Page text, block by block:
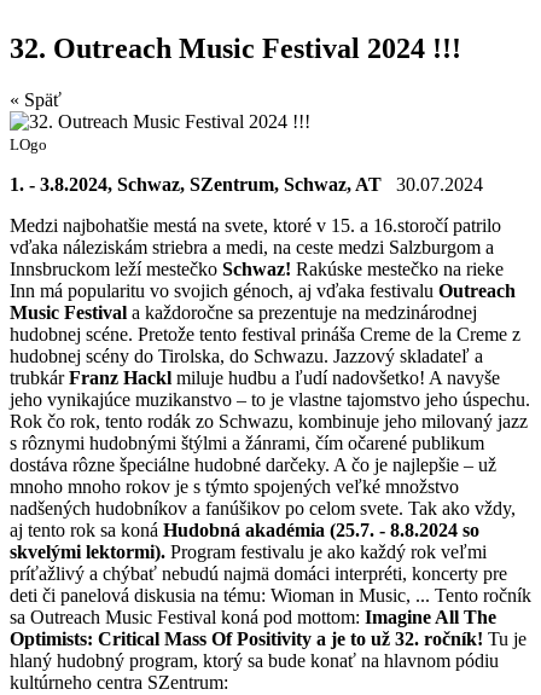
32. Outreach Music Festival 2024 !!!
« Späť
LOgo
1. - 3.8.2024, Schwaz, SZentrum, Schwaz, AT 30.07.2024
Medzi najbohatšie mestá na svete, ktoré v 15. a 16.storočí patrilo
vďaka náleziskám striebra a medi, na ceste medzi Salzburgom a
Innsbruckom leží mestečko Schwaz! Rakúske mestečko na rieke
Inn má popularitu vo svojich génoch, aj vďaka festivalu Outreach
Music Festival a každoročne sa prezentuje na medzinárodnej
hudobnej scéne. Pretože tento festival prináša Creme de la Creme z
hudobnej scény do Tirolska, do Schwazu. Jazzový skladateľ a
trubkárFranz Hackl miluje hudbu a ľudí nadovšetko! A navyše
jeho vynikajúce muzikanstvo – to je vlastne tajomstvo jeho úspechu.
Rok čo rok, tento rodák zo Schwazu, kombinuje jeho milovaný jazz
s rôznymi hudobnými štýlmi a žánrami, čím očarené publikum
dostáva rôzne špeciálne hudobné darčeky. A čo je najlepšie – už
mnoho mnoho rokov je s týmto spojených veľké množstvo
nadšených hudobníkov a fanúšikov po celom svete. Tak ako vždy,
aj tento rok sa koná Hudobná akadémia (25.7. - 8.8.2024 so
skvelými lektormi). Program festivalu je ako každý rok veľmi
príťažlivý a chýbať nebudú najmä domáci interpréti, koncerty pre
deti či panelová diskusia na tému: Wioman in Music, ... Tento ročník
sa Outreach Music Festival koná pod mottom: Imagine All The
Optimists: Critical Mass Of Positivity a je to už 32. ročník! Tu je
hlaný hudobný program, ktorý sa bude konať na hlavnom pódiu
kultúrneho centra SZentrum: